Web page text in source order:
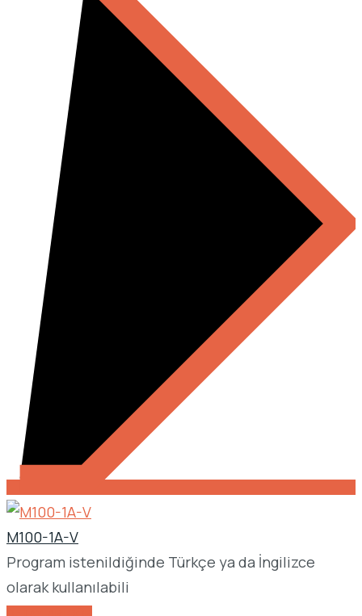
M100-1A-V
Program istenildiğinde Türkçe ya da İngilizce
olarak kullanılabili